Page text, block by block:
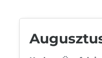
22 590 Ft